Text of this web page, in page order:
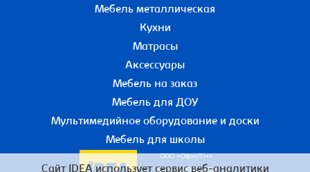
Мебель металлическая
Кухни
Матрасы
Аксессуары
Мебель на заказ
Мебель для ДОУ
Мультимедийное оборудование и доски
Мебель для школы
ООО «Офис51+»
Сайт IDEA использует сервис веб-аналитики